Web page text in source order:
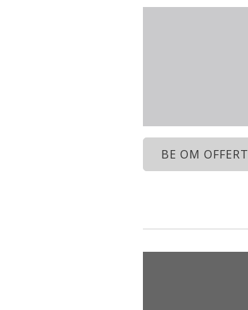
BE OM OFFERT